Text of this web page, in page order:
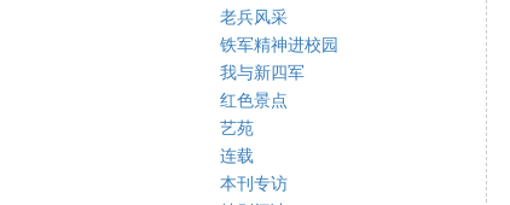
老兵风采
铁军精神进校园
我与新四军
红色景点
艺苑
连载
本刊专访